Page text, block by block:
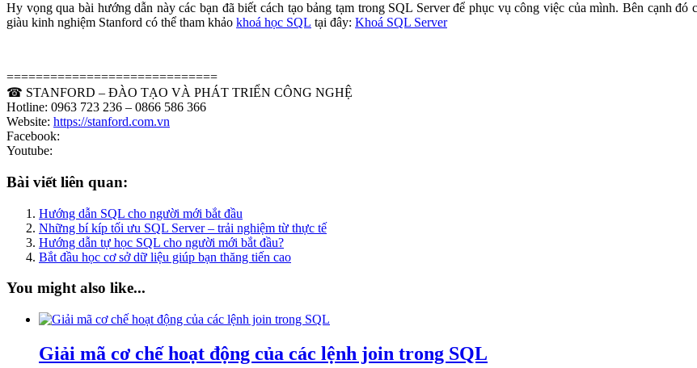
Hy vọng qua bài hướng dẫn này các bạn đã biết cách tạo bảng tạm trong SQL Server để phục vụ công việc của mình. Bên cạnh
giàu kinh nghiệm Stanford có thể tham khảo khoá học SQL tại đây: Khoá SQL Server
=============================
☎ STANFORD – ĐÀO TẠO VÀ PHÁT TRIỂN CÔNG NGHỆ
Hotline: 0963 723 236 – 0866 586 366
Website: https://stanford.com.vn
Facebook:
Youtube:
Bài viết liên quan:
Hướng dẫn SQL cho người mới bắt đầu
Những bí kíp tối ưu SQL Server – trải nghiệm từ thực tế
Hướng dẫn tự học SQL cho người mới bắt đầu?
Bắt đầu học cơ sở dữ liệu giúp bạn thăng tiến cao
You might also like...
Giải mã cơ chế hoạt động của các lệnh join trong SQL